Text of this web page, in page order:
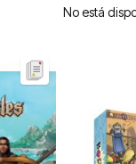
No está